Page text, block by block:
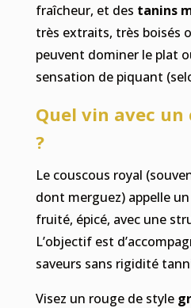
fraîcheur, et des tanins
très extraits, très boisés
peuvent dominer le plat
sensation de piquant
Quel vin avec un
?
Le couscous royal
dont merguez) appelle
fruité, épicé, avec une
L’objectif est
saveurs sans rigidité
Visez un rouge de style